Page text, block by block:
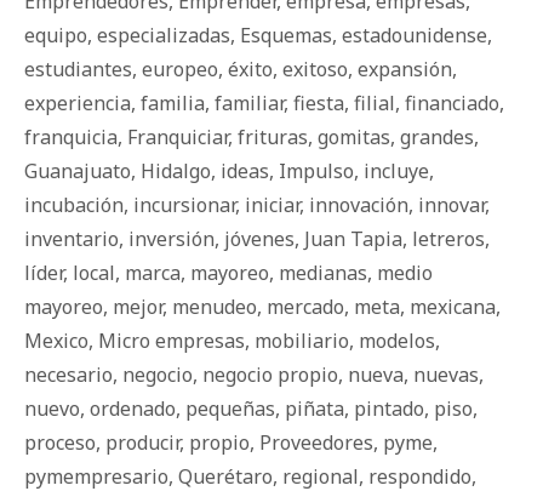
equipo, especializadas, Esquemas, estadounidense,
estudiantes, europeo, éxito, exitoso, expansión,
experiencia, familia, familiar, fiesta, filial, financiado,
franquicia, Franquiciar, frituras, gomitas, grandes,
Guanajuato, Hidalgo, ideas, Impulso, incluye,
incubación, incursionar, iniciar, innovación, innovar,
inventario, inversión, jóvenes, Juan Tapia, letreros,
líder, local, marca, mayoreo, medianas, medio
mayoreo, mejor, menudeo, mercado, meta, mexicana,
Mexico, Micro empresas, mobiliario, modelos,
necesario, negocio, negocio propio, nueva, nuevas,
nuevo, ordenado, pequeñas, piñata, pintado, piso,
proceso, producir, propio, Proveedores, pyme,
pymempresario, Querétaro, regional, respondido,